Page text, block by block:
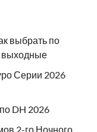
выбрать по
выходные
Серии 2026
DH 2026
2-го Ночного